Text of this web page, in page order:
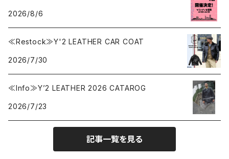
2026/8/6
≪Restock≫Y'2 LEATHER CAR COAT
2026/7/30
≪Info≫Y’2 LEATHER 2026 CATAROG
2026/7/23
記事一覧を見る